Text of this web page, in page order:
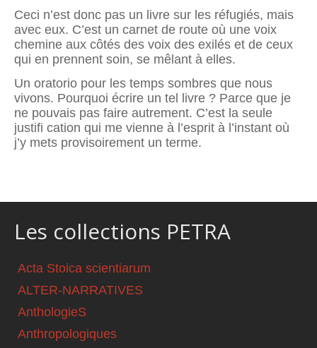
Ceci n’est donc pas un livre sur les réfugiés, mais
avec eux. C’est un carnet de route où une voix
chemine aux côtés des voix des exilés et de ceux
qui en prennent soin, se mêlant à elles.
Un oratorio pour les temps sombres que nous
vivons. Pourquoi écrire un tel livre ? Parce que je
ne pouvais pas faire autrement. C’est la seule
justiﬁ cation qui me vienne à l’esprit à l’instant où
j’y mets provisoirement un terme.
Les collections PETRA
Acta Stoica scientiarum
ALTER-NARRATIVES
AnthologieS
Anthropologiques